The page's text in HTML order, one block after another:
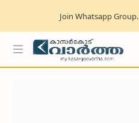
Join Whatsapp Group.